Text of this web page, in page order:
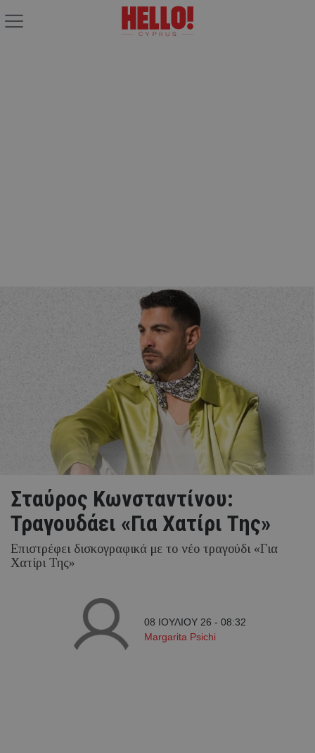
Σταύρος Κωνσταντίνου:
Τραγουδάει «Για Χατίρι Της»
Eπιστρέφει δισκογραφικά με το νέο τραγούδι «Για
Χατίρι Της»
08 ΙΟΥΛΙΟΥ 26 - 08:32
Margarita Psichi